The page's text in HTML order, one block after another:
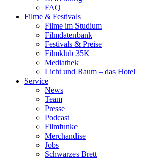
FAQ
Fil­me & Fes­ti­vals
Fil­me im Stu­di­um
Film­da­ten­bank
Fes­ti­vals & Prei­se
Film­klub 35K
Media­thek
Licht und Raum – das Hotel
Ser­vice
News
Team
Pres­se
Pod­cast
Film­fun­ke
Mer­chan­di­se
Jobs
Schwar­zes Brett